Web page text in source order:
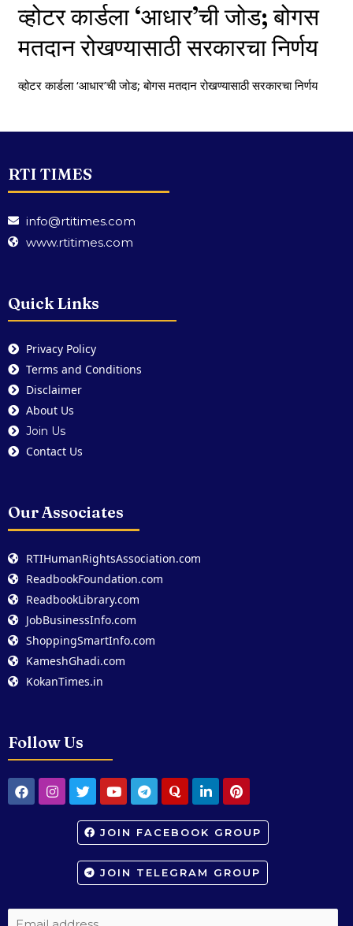
व्होटर कार्डला ‘आधार’ची जोड; बोगस
मतदान रोखण्यासाठी सरकारचा निर्णय
व्होटर कार्डला ‘आधार’ची जोड; बोगस मतदान रोखण्यासाठी सरकारचा निर्णय
RTI TIMES
info@rtitimes.com
www.rtitimes.com
Quick Links
Privacy Policy
Terms and Conditions
Disclaimer
About Us
Join Us
Contact Us
Our Associates
RTIHumanRightsAssociation.com
ReadbookFoundation.com
ReadbookLibrary.com
JobBusinessInfo.com
ShoppingSmartInfo.com
KameshGhadi.com
KokanTimes.in
Follow Us
JOIN FACEBOOK GROUP
JOIN TELEGRAM GROUP